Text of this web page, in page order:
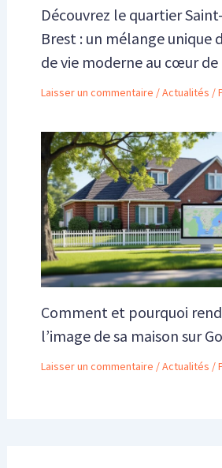
Découvrez le quartier
Brest : un mélange unique
de vie moderne au cœur
Laisser un commentaire /Actualités /
Comment et pourquoi
l’image de sa maison sur
Laisser un commentaire /Actualités /